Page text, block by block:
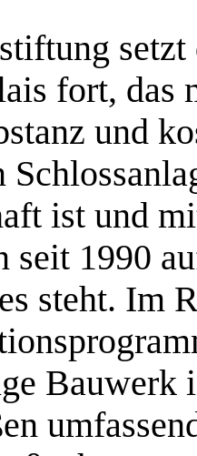
fort,
und
ist und
seit 1990
steht. Im
Bauwerk